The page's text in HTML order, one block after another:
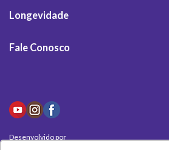
Longevidade
Fale Conosco
Desenvolvido por